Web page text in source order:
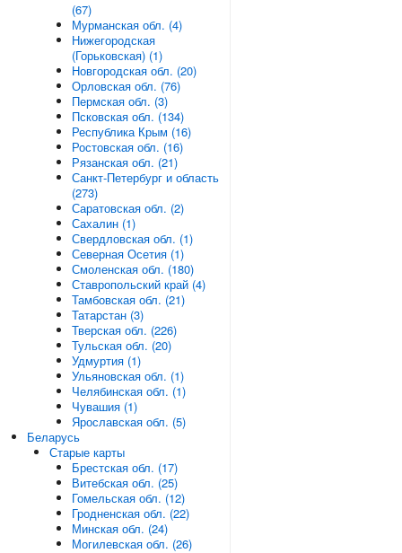
(67)
Мурманская обл. (4)
Нижегородская
(Горьковская) (1)
Новгородская обл. (20)
Орловская обл. (76)
Пермская обл. (3)
Псковская обл. (134)
Республика Крым (16)
Ростовская обл. (16)
Рязанская обл. (21)
Санкт-Петербург и область
(273)
Саратовская обл. (2)
Сахалин (1)
Свердловская обл. (1)
Северная Осетия (1)
Смоленская обл. (180)
Ставропольский край (4)
Тамбовская обл. (21)
Татарстан (3)
Тверская обл. (226)
Тульская обл. (20)
Удмуртия (1)
Ульяновская обл. (1)
Челябинская обл. (1)
Чувашия (1)
Ярославская обл. (5)
Беларусь
Старые карты
Брестская обл. (17)
Витебская обл. (25)
Гомельская обл. (12)
Гродненская обл. (22)
Минская обл. (24)
Могилевская обл. (26)